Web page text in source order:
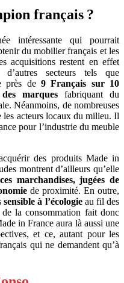
français ?
intéressante qui pourrait
du mobilier français et les
acquisitions restent en effet
d’autres secteurs tels que
près de 9 Français sur 10
marquesfabriquant du
Néanmoins, de nombreuses
les acteurs locaux du milieu. Il
pour l’industrie du meuble
des produits Made in
montrent d’ailleurs qu’elle
marchandises, jugées de
de proximité. En outre,
sensible à l’écologieau fil des
la consommation fait donc
in France aura là aussi une
et ce, autant pour les
qui ne demandent qu’à